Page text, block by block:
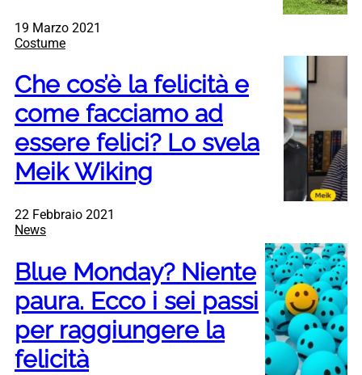
19 Marzo 2021
Costume
Che cos’è la felicità e
come facciamo ad
essere felici? Lo svela
Meik Wiking
22 Febbraio 2021
News
Blue Monday? Niente
paura. Ecco i sei passi
per raggiungere la
felicità